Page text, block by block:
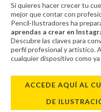
Si quieres hacer crecer tu
mejor que contar con
Pencil·Ilustradores ha
aprendas a crear en
Descubre las claves para
perfil profesional y artístico.
cualquier dispositivo como
ACCEDE AQUÍ AL
DE